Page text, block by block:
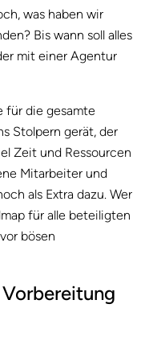
was haben wir
Bis wann soll alles
mit einer Agentur
für die gesamte
Stolpern gerät, der
Zeit und Ressourcen
Mitarbeiter und
als Extra dazu. Wer
für alle beteiligten
bösen